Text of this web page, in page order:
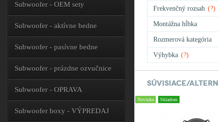
Frekvenčný rozsah (?)
Montážna hĺbka
Rozmerová kategória
Výhybka (?)
Súvisiace/
Novinka Skladom
Subwoofer - OEM sety
Subwoofer - aktívne bedne
Subwoofer - pasívne bedne
Subwoofer - prázdne ozvučnice
Subwoofer - OPRAVA
Subwoofer boxy - VÝPREDAJ